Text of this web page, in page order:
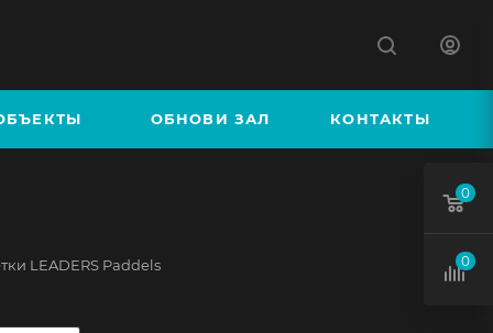
ОБНОВИ ЗАЛ КОНТАКТЫ
LEADERS Paddels
0
0